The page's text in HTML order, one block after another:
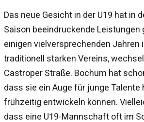
Das neue Gesicht in der U19 hat in
Saison beeindruckende Leistungen
einigen vielversprechenden Jahren
traditionell starken Vereins,
Castroper Straße. Bochum hat
dass sie ein Auge für junge Talente
frühzeitig entwickeln können.
dass eine U19-Mannschaft oft im